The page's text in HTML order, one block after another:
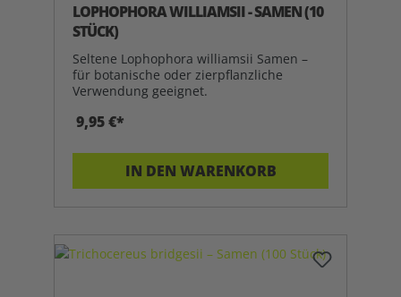
LOPHOPHORA WILLIAMSII - SAMEN (10
STÜCK)
Seltene Lophophora williamsii Samen –
für botanische oder zierpflanzliche
Verwendung geeignet.
9,95 €*
IN DEN WARENKORB